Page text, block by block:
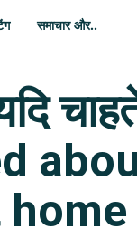
समाचार और..
चाहते